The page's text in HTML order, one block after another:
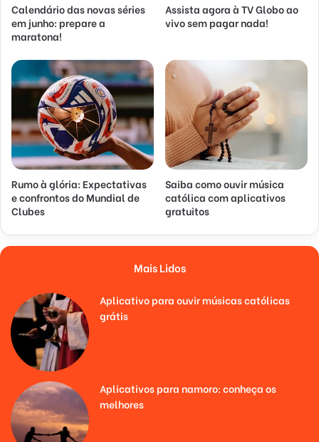
Calendário das novas séries
em junho: prepare a
maratona!
Assista agora à TV Globo ao
vivo sem pagar nada!
Rumo à glória: Expectativas
e confrontos do Mundial de
Clubes
Saiba como ouvir música
católica com aplicativos
gratuitos
Mais Lidos
Aplicativo para ouvir músicas católicas
grátis
Aplicativos para namoro: conheça os
melhores